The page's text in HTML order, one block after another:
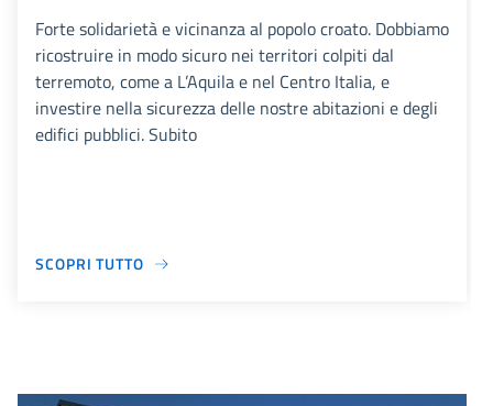
Forte solidarietà e vicinanza al popolo croato. Dobbiamo
ricostruire in modo sicuro nei territori colpiti dal
terremoto, come a L’Aquila e nel Centro Italia, e
investire nella sicurezza delle nostre abitazioni e degli
edifici pubblici. Subito
SCOPRI TUTTO